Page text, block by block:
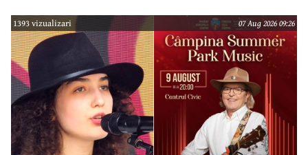
1393 vizualizari 07 Aug 2026 09:26